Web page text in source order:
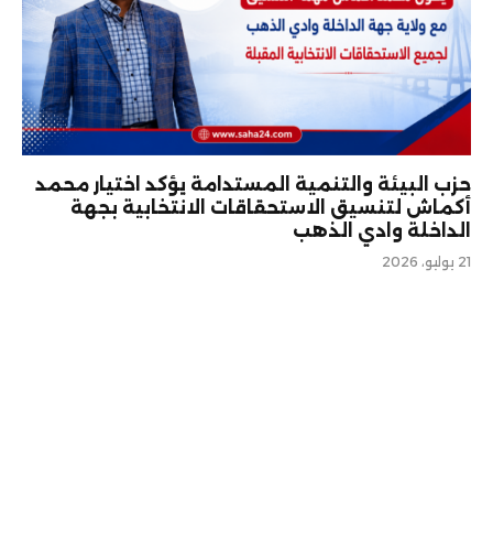
حزب البيئة والتنمية المستدامة يؤكد اختيار محمد
أكماش لتنسيق الاستحقاقات الانتخابية بجهة
الداخلة وادي الذهب
21 يوليو، 2026